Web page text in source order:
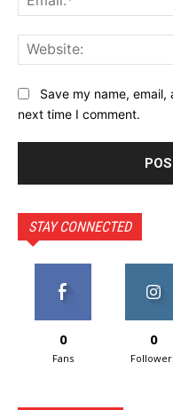
Save my name,
next time I comment.
STAY CONNECTED
0
Fans
0